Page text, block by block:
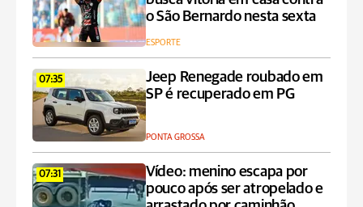
o São Bernardo nesta sexta
ESPORTE
07:35
Jeep Renegade roubado em
SP é recuperado em PG
PONTA GROSSA
07:31
Vídeo: menino escapa por
pouco após ser atropelado e